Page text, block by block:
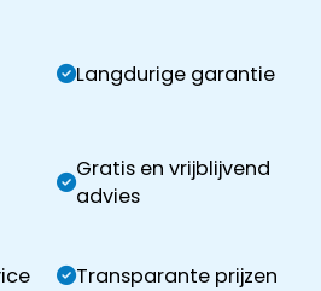
Langdurige garantie
Gratis en vrijblijvend
advies
Transparante prijzen